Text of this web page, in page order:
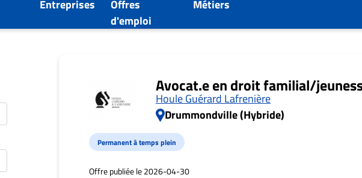
Entreprises
Offres
d'emploi
Métiers
Avocat.e en droit familial/
Houle Guérard Lafrenière
Drummondville (Hybride)
Permanent à temps plein
Offre publiée le 2026-04-30